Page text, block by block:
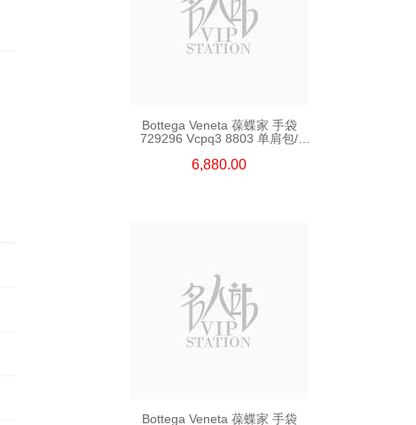
Bottega Veneta 葆蝶家 手袋
729296 Vcpq3 8803 单肩包/
6,880.00
Bottega Veneta 葆蝶家 手袋